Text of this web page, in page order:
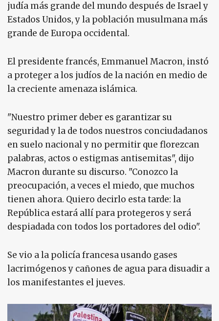
judía más grande del mundo después de Israel y
Estados Unidos, y la población musulmana más
grande de Europa occidental.
El presidente francés, Emmanuel Macron, instó
a proteger a los judíos de la nación en medio de
la creciente amenaza islámica.
"Nuestro primer deber es garantizar su
seguridad y la de todos nuestros conciudadanos
en suelo nacional y no permitir que florezcan
palabras, actos o estigmas antisemitas", dijo
Macron durante su discurso. "Conozco la
preocupación, a veces el miedo, que muchos
tienen ahora. Quiero decirlo esta tarde: la
República estará allí para protegeros y será
despiadada con todos los portadores del odio".
Se vio a la policía francesa usando gases
lacrimógenos y cañones de agua para disuadir a
los manifestantes el jueves.